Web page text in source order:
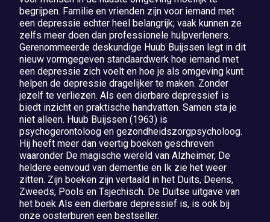
begrijpen. Familie en vrienden zijn voor iemand met
een depressie echter heel belangrijk; vaak kunnen ze
zelfs meer doen dan professionele hulpverleners.
Gerenommeerde deskundige Huub Buijssen legt in dit
nieuw vormgegeven standaardwerk hoe iemand met
een depressie zich voelt en hoe je als omgeving kunt
helpen de depressie dragelijker te maken. Zonder
jezelf te verliezen. Als een dierbare depressief is
biedt inzicht en praktische handvatten. Samen sta je
niet alleen. Huub Buijssen (1963) is
psychogerontoloog en gezondheidszorgpsycholoog.
Hij heeft meer dan veertig boeken geschreven
waaronder De magische wereld van Alzheimer, De
heldere eenvoud van dementie en Ik zie het weer
zitten. Zijn boeken zijn vertaald in het Duits, Deens,
Zweeds, Pools en Tsjechisch. De Duitse uitgave van
het boek Als een dierbare depressief is, is ook bij
onze oosterburen een bestseller.